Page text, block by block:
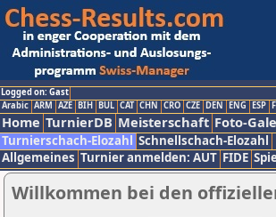
Logged on: Gast
Arabic ARM AZE BIH BUL CAT CHN CRO CZE DEN ENG ESP
Home TurnierDB Meisterschaft Foto-
Turnierschach-Elozahl Schnellschach-Elozahl
Allgemeines Turnier anmelden: AUT FIDE
Willkommen bei den